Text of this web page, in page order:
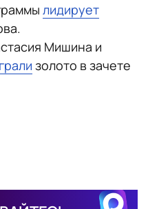
лидирует
Мишина и
золото в зачете